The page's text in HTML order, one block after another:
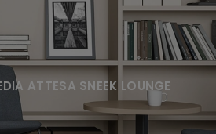
ATTESA SNEEK LOUNGE